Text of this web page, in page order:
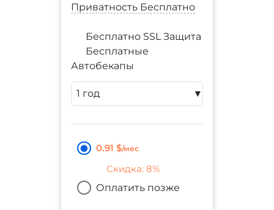
Приватность Бесплатно
Бесплатно SSL Защита
Бесплатные
Автобекапы
▾
0.91 $/мес
Скидка:8%
Оплатить позже